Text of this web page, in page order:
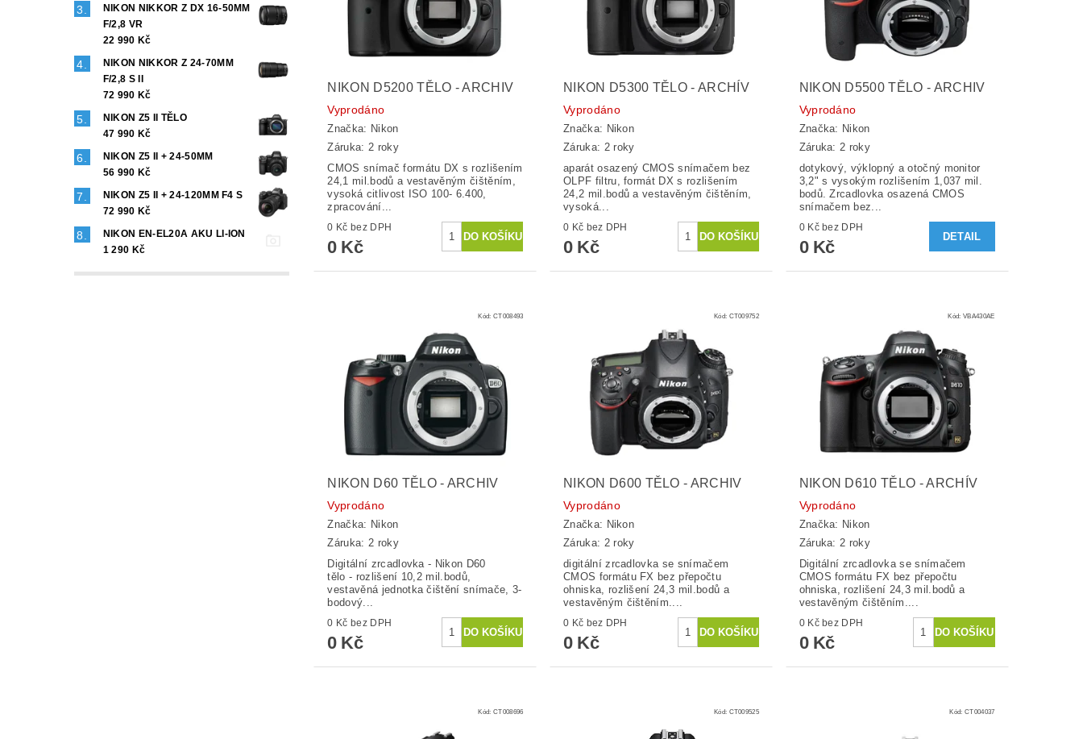
NIKON NIKKOR Z DX 16-50MM
F/2,8 VR
22 990 Kč
NIKON NIKKOR Z 24-70MM
F/2,8 S II
72 990 Kč
NIKON Z5 II TĚLO
47 990 Kč
NIKON Z5 II + 24-50MM
56 990 Kč
NIKON Z5 II + 24-120MM F4 S
72 990 Kč
NIKON EN-EL20A AKU LI-ION
1 290 Kč
NIKON D5200 TĚLO - ARCHIV
Vyprodáno
Značka: Nikon
Záruka: 2 roky
CMOS snímač formátu DX s rozlišením
24,1 mil.bodů a vestavěným čištěním,
vysoká citlivost ISO 100- 6.400,
zpracování...
0 Kč bez DPH
0 Kč
NIKON D5300 TĚLO - ARCHÍV
Vyprodáno
Značka: Nikon
Záruka: 2 roky
aparát osazený CMOS snímačem bez
OLPF filtru, formát DX s rozlišením
24,2 mil.bodů a vestavěným čištěním,
vysoká...
0 Kč bez DPH
0 Kč
NIKON D5500 TĚLO - ARCHIV
Vyprodáno
Značka: Nikon
Záruka: 2 roky
dotykový, výklopný a otočný monitor
3,2" s vysokým rozlišením 1,037 mil.
bodů. Zrcadlovka osazená CMOS
snímačem bez...
0 Kč bez DPH
0 Kč
DETAIL
Kód: CT008493
NIKON D60 TĚLO - ARCHIV
Vyprodáno
Značka: Nikon
Záruka: 2 roky
Digitální zrcadlovka - Nikon D60
tělo - rozlišení 10,2 mil.bodů,
vestavěná jednotka čištění snímače, 3-
bodový...
0 Kč bez DPH
0 Kč
Kód: CT009752
NIKON D600 TĚLO - ARCHIV
Vyprodáno
Značka: Nikon
Záruka: 2 roky
digitální zrcadlovka se snímačem
CMOS formátu FX bez přepočtu
ohniska, rozlišení 24,3 mil.bodů a
vestavěným čištěním....
0 Kč bez DPH
0 Kč
Kód:VBA430AE
NIKON D610 TĚLO - ARCHÍV
Vyprodáno
Značka: Nikon
Záruka: 2 roky
Digitální zrcadlovka se snímačem
CMOS formátu FX bez přepočtu
ohniska, rozlišení 24,3 mil.bodů a
vestavěným čištěním....
0 Kč bez DPH
0 Kč
Kód: CT008696 Kód: CT009525 Kód:CT004037